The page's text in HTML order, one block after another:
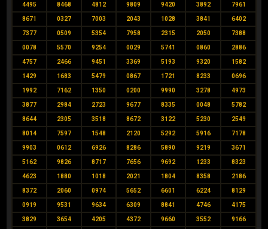
4495 8468 4812 9809 9420 3892 7961
8671 0327 7003 2043 1028 3841 6402
7377 0509 5354 7958 2315 2050 7388
0078 5570 9254 0029 5741 0860 2886
4757 2466 9451 3369 5193 9320 1582
1429 1683 5479 0867 1721 8233 0696
1992 7162 1350 0200 9990 3278 4973
3877 2984 2723 9677 8335 0048 5782
8644 2305 3518 8672 3122 5230 2549
8014 7597 1548 2120 5292 5916 7178
9903 0612 6926 8286 5890 9219 3671
5162 9826 8717 7656 9692 1233 8323
4623 1880 1018 2021 1804 8358 2186
8372 2060 0974 5652 6601 6224 8129
0919 9531 9634 6309 8841 4746 4175
3829 3654 4205 4372 9660 3552 9166